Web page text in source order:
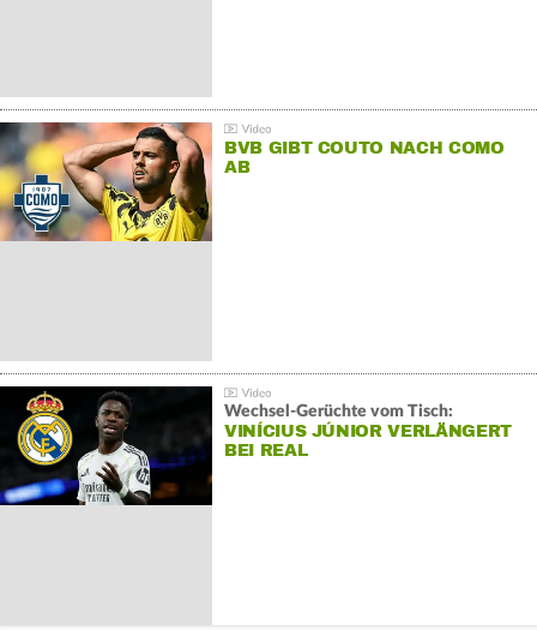
BVB GIBT COUTO NACH COMO
AB
Wechsel-Gerüchte vom Tisch:
VINÍCIUS JÚNIOR VERLÄNGERT
BEI REAL